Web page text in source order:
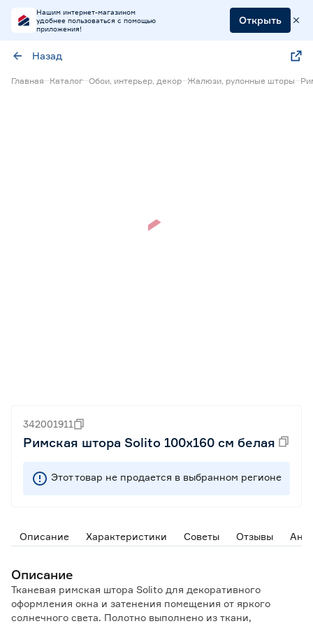
Нашим интернет-магазином
удобнее пользоваться с помощью
приложения!
Открыть
Назад
Главная Каталог Обои, интерьер, декор Жалюзи, рулонные шторы
342001911
Римская штора Solito 100х160 см белая
Этот товар не продается в выбранном регионе
Описание Характеристики Советы Отзывы
Описание
Тканевая римская штора Solito для декоративного
оформления окна и затенения помещения от яркого
солнечного света. Полотно выполнено из ткани,